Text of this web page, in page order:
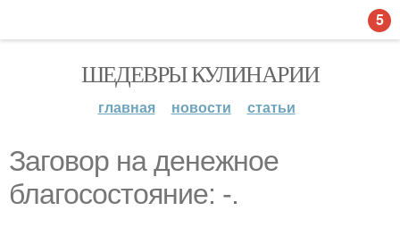
ШЕДЕВРЫ КУЛИНАРИИ
главная новости статьи
Заговор на денежное
благосостояние: -.
5